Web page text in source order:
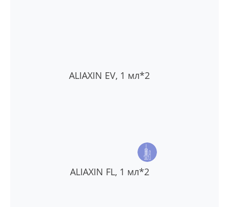
ALIAXIN EV, 1 мл*2
ALIAXIN FL, 1 мл*2